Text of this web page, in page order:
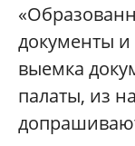
документы и
выемка
палаты, из